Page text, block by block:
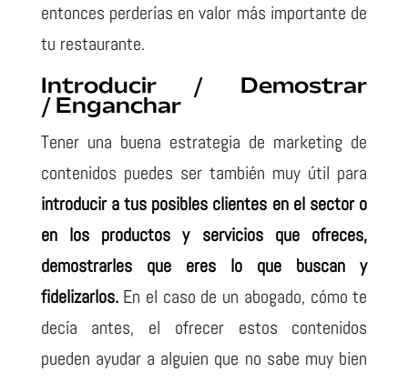
entonces perderías en valor más importante de
tu restaurante.
Introducir /
Demostrar
/ Enganchar
Tener una buena estrategia de marketing de
contenidos puedes ser también muy útil para
introducir a tus posibles clientes en el sector o
en los productos y servicios que ofreces,
demostrarles que eres lo que buscan y
fidelizarlos.En el caso de un abogado, cómo te
decía antes, el ofrecer estos contenidos
pueden ayudar a alguien que no sabe muy bien